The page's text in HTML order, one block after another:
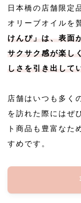
日本橋の店舗限定
オリーブオイルを
けんぴ」は、表面
サクサク感が楽し
しさを引き出して
店舗はいつも多く
を訪れた際にはぜ
ト商品も豊富なた
すめです。